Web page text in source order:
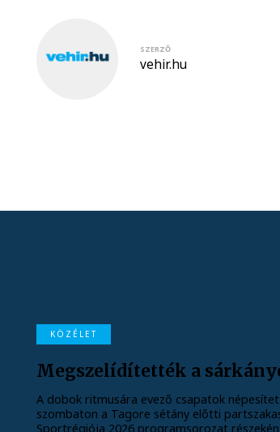
SZERZŐ
vehir.hu
KÖZÉLET
Megszelídítették a
A dobok ritmusára evező csapatok
szombaton a Tagore sétány előtti
Sportrégiója 2026 programsorozat